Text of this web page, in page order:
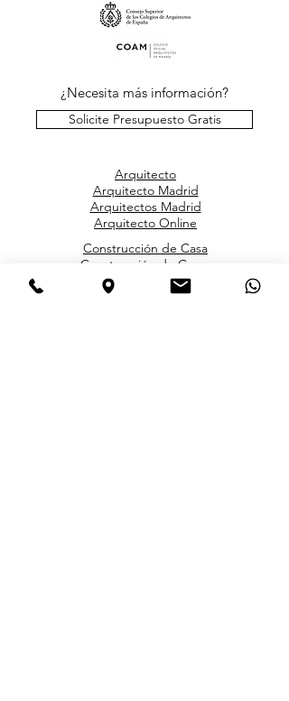
¿Necesita más información?
Solicite Presupuesto Gratis
Arquitecto
Arquitecto Madrid
Arquitectos Madrid
Arquitecto Online
Construcción de Casa
Construcción de Casas
Proyecto de Casa
Precio Proyecto